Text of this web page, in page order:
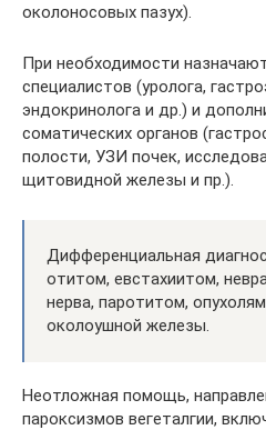
околоносовых пазух).
При необходимости
специалистов (уролога,
эндокринолога и др.) и
соматических органов
полости, УЗИ почек,
щитовидной железы и пр.).
Дифференциальная
отитом, евстахиитом,
нерва, паротитом,
околоушной железы.
Неотложная помощь,
пароксизмов вегеталгии,